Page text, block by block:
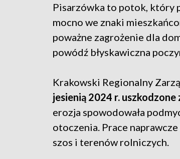
Pisarzówka to potok, który
mocno we znaki
poważne zagrożenie dla
powódź błyskawiczna
Krakowski Regionalny
jesienią 2024 r.
erozja spowodowała
otoczenia. Prace
szos i terenów rolniczych.